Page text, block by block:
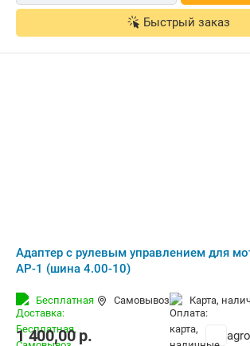
Быстрый заказ
Адаптер с рулевым управлением для
АР-1 (шина 4.00-10)
Бесплатная Самовывоз карта,
1 400,00р.